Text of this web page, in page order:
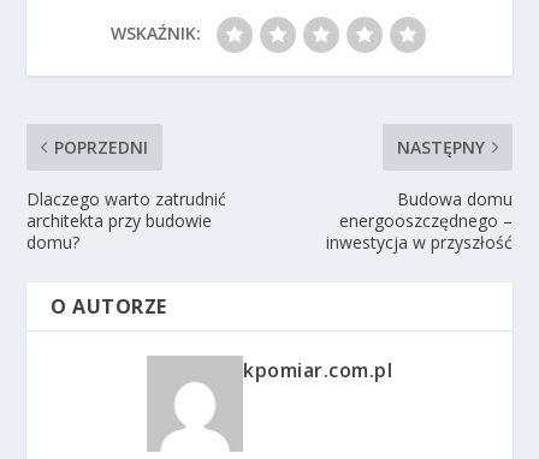
WSKAŹNIK:
POPRZEDNI
Dlaczego warto zatrudnić
architekta przy budowie
domu?
NASTĘPNY
Budowa domu
energooszczędnego –
inwestycja w przyszłość
O AUTORZE
kpomiar.com.pl